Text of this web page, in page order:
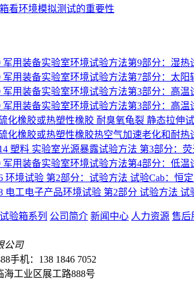
看环境模拟测试的重要性
军用装备实验室环境试验方法第9部分：湿热
军用装备实验室环境试验方法第7部分：太阳
军用装备实验室环境试验方法第3部分：高温
军用装备实验室环境试验方法第3部分：高温
化橡胶或热塑性橡胶 耐臭氧龟裂 静态拉伸
化橡胶或热塑性橡胶热空气加速老化和耐热
塑料 实验室光源暴露试验方法 第3部分：
军用装备实验室环境试验方法第4部分：低温
环境试验 第2部分：试验方法 试验Cab：恒
电工电子产品环境试验 第2部分 试验方法 试
验箱系列 公司简介 新闻中心 人力资源 售后
公司
手机：138 1846 7052
工业区展工路888号